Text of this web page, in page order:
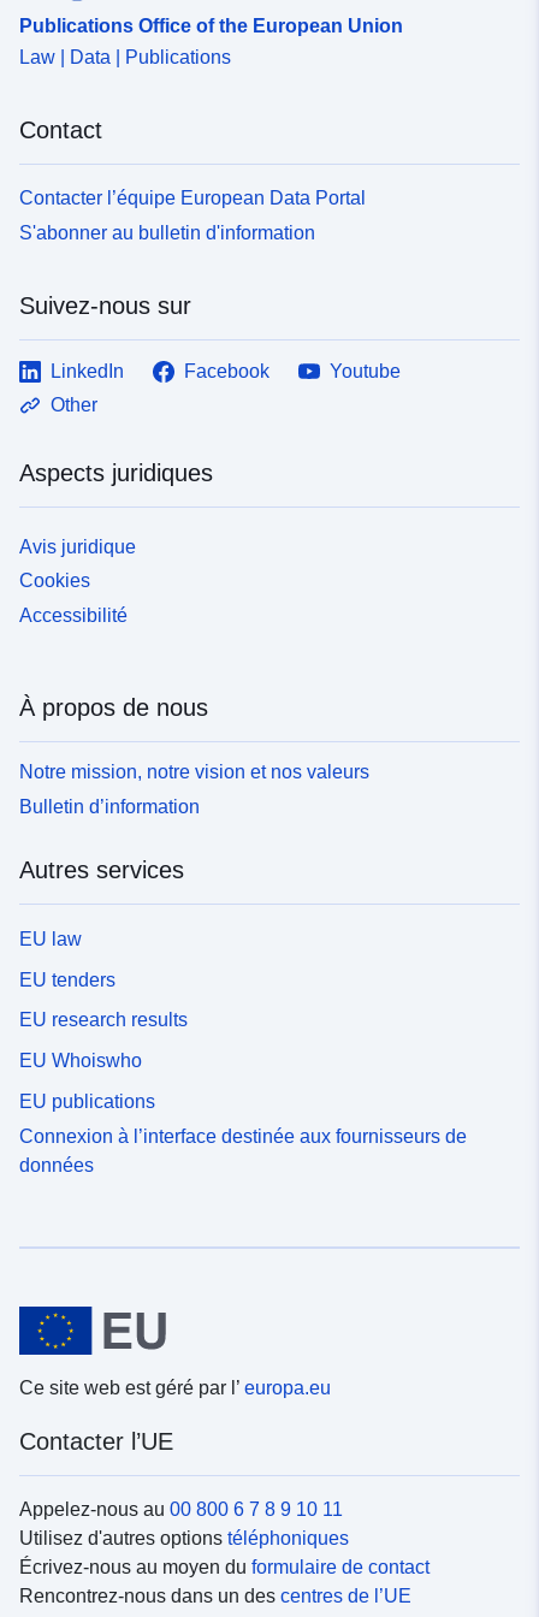
Publications Office of the European Union
Law | Data | Publications
Contact
Contacter l’équipe European Data Portal
S'abonner au bulletin d'information
Suivez-nous sur
LinkedIn Facebook
Youtube
Other
Aspects juridiques
Avis juridique
Cookies
Accessibilité
À propos de nous
Notre mission, notre vision et nos valeurs
Bulletin d’information
Autres services
EU law
EU tenders
EU research results
EU Whoiswho
EU publications
Connexion à l’interface destinée aux fournisseurs de
données
Ce site web est géré par l’ europa.eu
Contacter l’UE
Appelez-nous au 00 800 6 7 8 9 10 11
Utilisez d'autres options téléphoniques
Écrivez-nous au moyen du formulaire de contact
Rencontrez-nous dans un des centres de l’UE